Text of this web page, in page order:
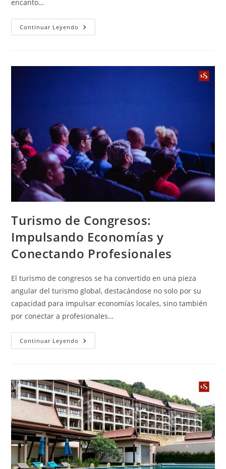
encanto…
Continuar Leyendo
Turismo de Congresos:
Impulsando Economías y
Conectando Profesionales
El turismo de congresos se ha convertido en una pieza
angular del turismo global, destacándose no solo por su
capacidad para impulsar economías locales, sino también
por conectar a profesionales…
Continuar Leyendo